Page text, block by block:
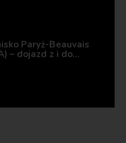
Paryż-Beauvais
– dojazd z i do…